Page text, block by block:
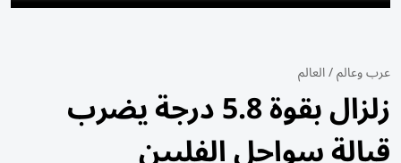
عرب وعالم/العالم
زلزال بقوة 5.8 درجة يضرب